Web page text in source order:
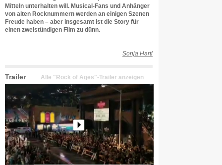
Mitteln unterhalten will. Musical-Fans und Anhänger
von alten Rocknummern werden an einigen Szenen
Freude haben – aber insgesamt ist die Story für
einen zweistündigen Film zu dünn.
Sonja Hartl
Trailer Alle "Rock of Ages"-Trailer anzeigen